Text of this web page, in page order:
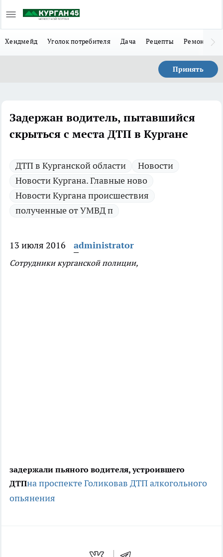
Хендмейд Уголок потребителя Дача Рецепты Ремонт
Принять
Задержан водитель, пытавшийся
скрыться с места ДТП в Кургане
ДТП в Курганской области
Новости
Новости Кургана. Главные ново
Новости Кургана происшествия
полученные от УМВД п
13 июля 2016 administrator
Сотрудники курганской полиции,
задержали пьяного водителя, устроившего
ДТПна проспекте Голиковав ДТПалкогольного
опьянения